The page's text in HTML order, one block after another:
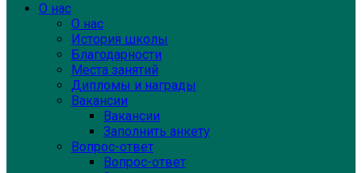
О нас
О нас
История школы
Благодарности
Места занятий
Дипломы и награды
Вакансии
Вакансии
Заполнить анкету
Вопрос-ответ
Вопрос-ответ